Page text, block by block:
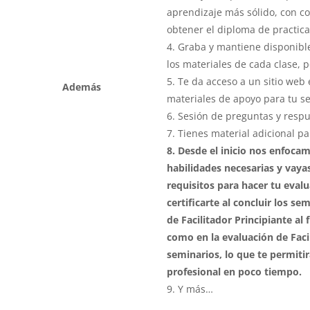
Además
aprendizaje más sólido, con
obtener el diploma de
4. Graba y mantiene
los materiales de cada clase,
5. Te da acceso a un sitio
materiales de apoyo para tu
6. Sesión de preguntas y
7. Tienes material adicional
8. Desde el inicio nos
habilidades necesarias y
requisitos para hacer tu
certificarte al concluir los
de Facilitador Principiante al
como en la evaluación de
seminarios, lo que te
profesional en poco tiempo.
9. Y más…